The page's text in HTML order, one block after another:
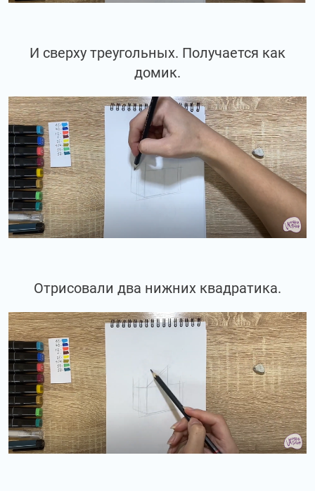
И сверху треугольных. Получается как
домик.
Отрисовали два нижних квадратика.